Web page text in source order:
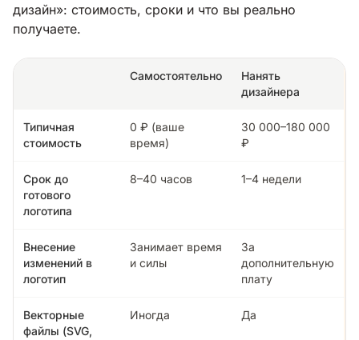
дизайн»: стоимость, сроки и что вы реально
получаете.
Самостоятельно
Нанять
дизайнера
Типичная
стоимость
0 ₽ (ваше
время)
30 000–180 000
₽
Срок до
готового
логотипа
8–40 часов 1–4 недели
Внесение
изменений в
логотип
Занимает время
и силы
За
дополнительную
плату
Векторные
файлы (SVG,
Иногда Да